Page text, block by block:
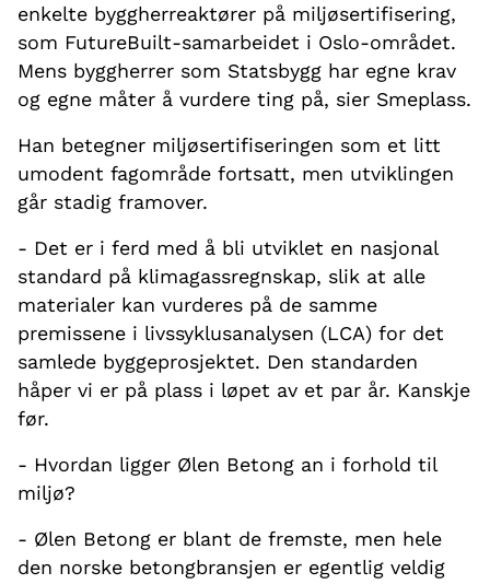
enkelte byggherreaktører på miljøsertifisering,
som FutureBuilt-samarbeidet i Oslo-området.
Mens byggherrer som Statsbygg har egne krav
og egne måter å vurdere ting på, sier Smeplass.
Han betegner miljøsertifiseringen som et litt
umodent fagområde fortsatt, men utviklingen
går stadig framover.
- Det er i ferd med å bli utviklet en nasjonal
standard på klimagassregnskap, slik at alle
materialer kan vurderes på de samme
premissene i livssyklusanalysen (LCA) for det
samlede byggeprosjektet. Den standarden
håper vi er på plass i løpet av et par år. Kanskje
før.
- Hvordan ligger Ølen Betong an i forhold til
miljø?
- Ølen Betong er blant de fremste, men hele
den norske betongbransjen er egentlig veldig